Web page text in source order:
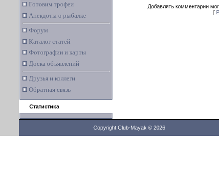
Готовим трофеи
Анекдоты о рыбалке
Форум
Каталог статей
Фотографии и карты
Доска объявлений
Друзья и коллеги
Обратная связь
Статистика
Добавлять комментарии
[
Copyright Club-Mayak © 2026